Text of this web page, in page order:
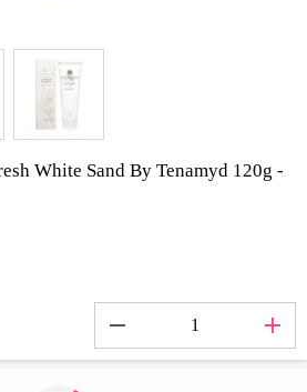
White Sand By Tenamyd 120g -
remove add